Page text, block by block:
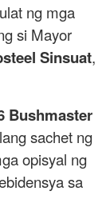
ng mga
si Mayor
Sinsuat,
Bushmaster
sachet ng
opisyal ng
sa